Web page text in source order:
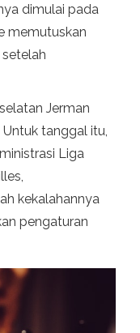
dimulai pada
memutuskan
Jerman
tanggal itu,
Liga
kekalahannya
pengaturan